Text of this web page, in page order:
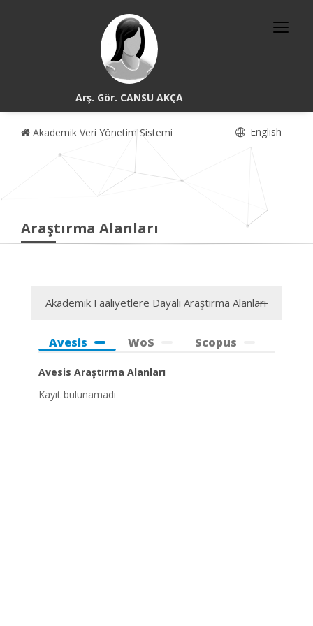
Arş. Gör. CANSU AKÇA
Akademik Veri Yönetim Sistemi English
Araştırma Alanları
Akademik Faaliyetlere Dayalı Araştırma Alanları
Avesis WoS Scopus
Avesis Araştırma Alanları
Kayıt bulunamadı